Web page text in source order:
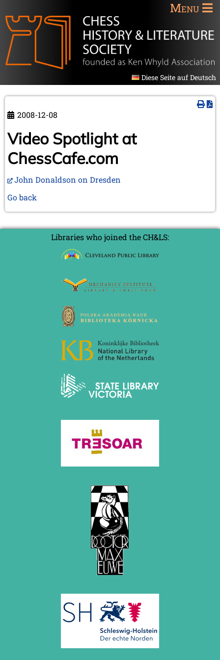
Menu
Diese Seite auf Deutsch
2008-12-08
Video Spotlight at
ChessCafe.com
John Donaldson on Dresden
Go back
Libraries who joined the CH&LS: